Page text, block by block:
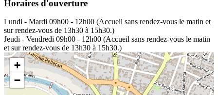
Horaires d'ouverture
Lundi - Mardi 09h00 - 12h00 (Accueil sans rendez-vous le matin et
sur rendez-vous de 13h30 à 15h30.)
Jeudi - Vendredi 09h00 - 12h00 (Accueil sans rendez-vous le matin
et sur rendez-vous de 13h30 à 15h30.)
+
−